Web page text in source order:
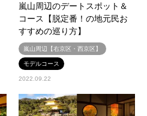
嵐山周辺のデートスポット＆
コース【脱定番！の地元民お
すすめの巡り方】
嵐山周辺【右京区・西京区】
モデルコース
2022.09.22